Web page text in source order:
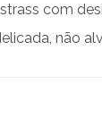
com
não